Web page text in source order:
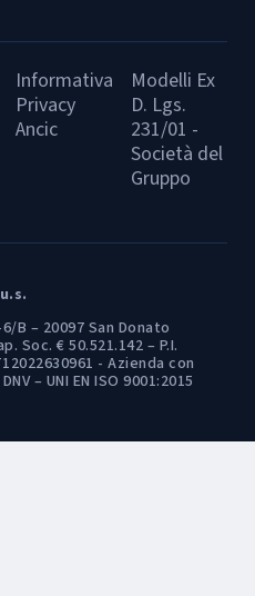
Informativa
Privacy
Ancic
Modelli Ex
D. Lgs.
231/01 -
Società del
Gruppo
B – 20097 San Donato
Soc. € 50.521.142 – P.I.
- Azienda con
– UNI EN ISO 9001:2015